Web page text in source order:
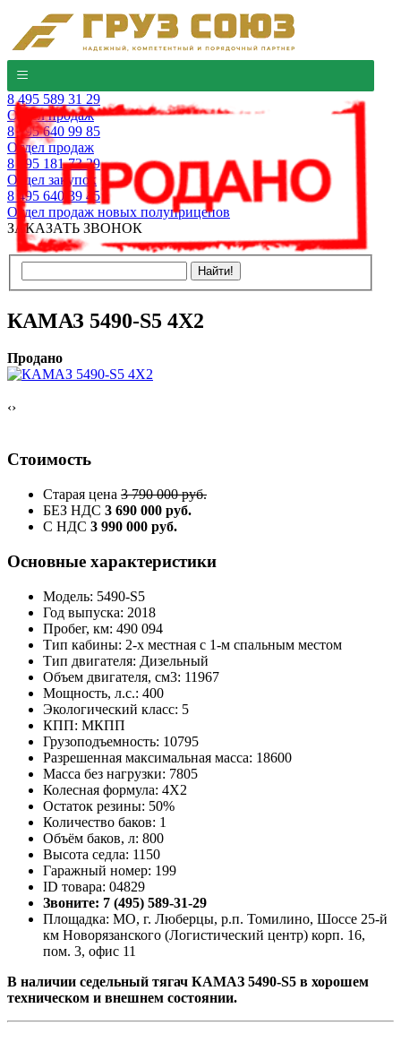
8 495 589 31 29
Отдел продаж
8 495 640 99 85
Отдел продаж
8 495 181 73 29
Отдел закупок
8 495 640 39 45
Отдел продаж новых полуприцепов
ЗАКАЗАТЬ ЗВОНОК
КАМАЗ 5490-S5 4Х2
Продано
‹›
Стоимость
Старая цена 3 790 000 руб.
БЕЗ НДС 3 690 000 руб.
С НДС 3 990 000 руб.
Основные характеристики
Модель: 5490-S5
Год выпуска: 2018
Пробег, км: 490 094
Тип кабины: 2-х местная с 1-м спальным местом
Тип двигателя: Дизельный
Объем двигателя, см3: 11967
Мощность, л.с.: 400
Экологический класс: 5
КПП: МКПП
Грузоподъемность: 10795
Разрешенная максимальная масса: 18600
Масса без нагрузки: 7805
Колесная формула: 4X2
Остаток резины: 50%
Количество баков: 1
Объём баков, л: 800
Высота седла: 1150
Гаражный номер: 199
ID товара: 04829
Звоните: 7 (495) 589-31-29
Площадка: МО, г. Люберцы, р.п. Томилино, Шоссе 25-й
км Новорязанского (Логистический центр) корп. 16,
пом. 3, офис 11
В наличии cедельный тягач КАМАЗ 5490-S5 в хорошем
техническом и внешнем состоянии.